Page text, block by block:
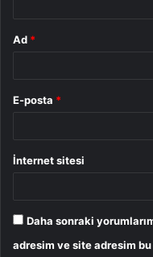
Ad *
E-posta *
İnternet sitesi
Daha sonraki
adresim ve site adresim